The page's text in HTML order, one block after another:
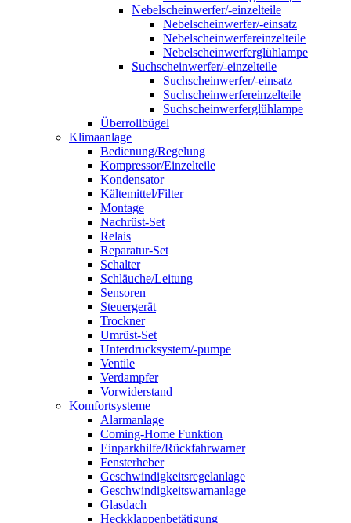
Nebelscheinwerfer/-einzelteile
Nebelscheinwerfer/-einsatz
Nebelscheinwerfereinzelteile
Nebelscheinwerferglühlampe
Suchscheinwerfer/-einzelteile
Suchscheinwerfer/-einsatz
Suchscheinwerfereinzelteile
Suchscheinwerferglühlampe
Überrollbügel
Klimaanlage
Bedienung/Regelung
Kompressor/Einzelteile
Kondensator
Kältemittel/Filter
Montage
Nachrüst-Set
Relais
Reparatur-Set
Schalter
Schläuche/Leitung
Sensoren
Steuergerät
Trockner
Umrüst-Set
Unterdrucksystem/-pumpe
Ventile
Verdampfer
Vorwiderstand
Komfortsysteme
Alarmanlage
Coming-Home Funktion
Einparkhilfe/Rückfahrwarner
Fensterheber
Geschwindigkeitsregelanlage
Geschwindigkeitswarnanlage
Glasdach
Heckklappenbetätigung